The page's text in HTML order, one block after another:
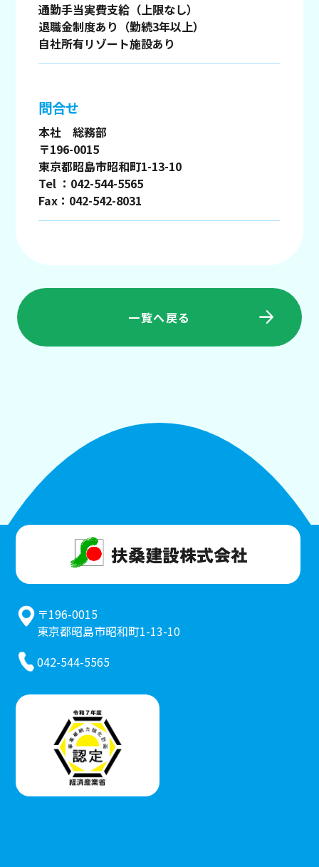
通勤手当実費支給（上限なし）
退職金制度あり（勤続3年以上）
自社所有リゾート施設あり
問合せ
本社 総務部
〒196-0015
東京都昭島市昭和町1-13-10
Tel ：042-544-5565
Fax：042-542-8031
一覧へ戻る
扶桑建設株式会社
〒196-0015
東京都昭島市昭和町1-13-10
042-544-5565